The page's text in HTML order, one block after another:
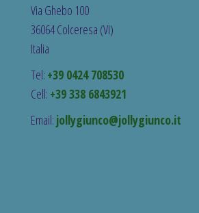
Via Ghebo 100
36064 Colceresa (VI)
Italia
Tel: +39 0424 708530
Cell: +39 338 6843921
Email: jollygiunco@jollygiunco.it